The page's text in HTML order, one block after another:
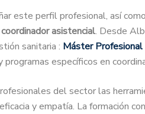
este perfil profesional, así
asistencial. Desde
sanitaria : Máster Profesional
específicos en
del sector las
y empatía. La formación